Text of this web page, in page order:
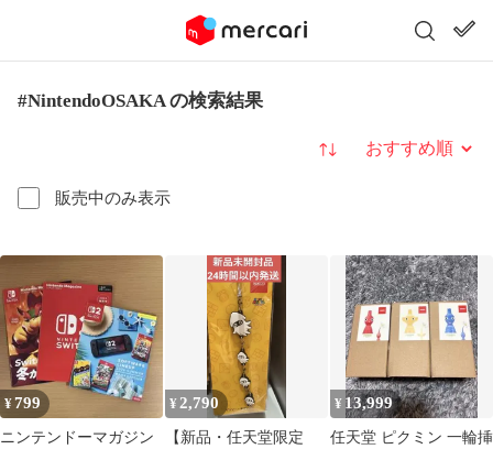
#NintendoOSAKA の検索結果
販売中のみ表示
並び替え
¥799
ニンテンドーマガジン
¥ 2,790
【新品・任天堂限定
¥ 13,999
任天堂 ピクミン 一輪挿